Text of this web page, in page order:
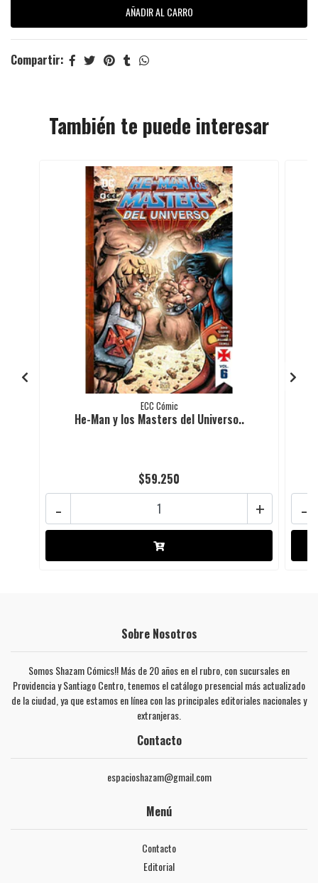
Compartir:
También te puede interesar
ECC Cómic
He-Man y los Masters del Universo..
$59.250
+
- -
Sobre Nosotros
Somos Shazam Cómics!! Más de 20 años en el rubro, con sucursales en
Providencia y Santiago Centro, tenemos el catálogo presencial más actualizado
de la ciudad, ya que estamos en línea con las principales editoriales nacionales y
extranjeras.
Contacto
espacioshazam@gmail.com
Menú
Contacto
Editorial